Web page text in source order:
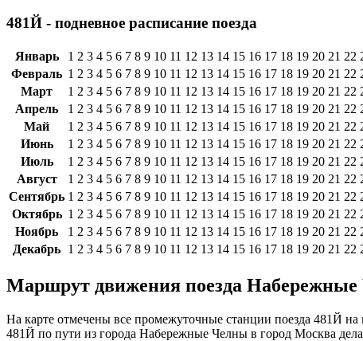
481Й - подневное расписание поезда
Январь 1 2 3 4 5 6 7 8 9 10 11 12 13 14 15 16 17 18 19 20 21 22
Февраль 1 2 3 4 5 6 7 8 9 10 11 12 13 14 15 16 17 18 19 20 21 22
Март
1 2 3 4 5 6 7 8 9 10 11 12 13 14 15 16 17 18 19 20 21 22
Апрель
1 2 3 4 5 6 7 8 9 10 11 12 13 14 15 16 17 18 19 20 21 22
Май
1 2 3 4 5 6 7 8 9 10 11 12 13 14 15 16 17 18 19 20 21 22
Июнь
1 2 3 4 5 6 7 8 9 10 11 12 13 14 15 16 17 18 19 20 21 22
Июль
1 2 3 4 5 6 7 8 9 10 11 12 13 14 15 16 17 18 19 20 21 22
Август
1 2 3 4 5 6 7 8 9 10 11 12 13 14 15 16 17 18 19 20 21 22
Сентябрь 1 2 3 4 5 6 7 8 9 10 11 12 13 14 15 16 17 18 19 20 21 22
Октябрь 1 2 3 4 5 6 7 8 9 10 11 12 13 14 15 16 17 18 19 20 21 22
Ноябрь
1 2 3 4 5 6 7 8 9 10 11 12 13 14 15 16 17 18 19 20 21 22
Декабрь 1 2 3 4 5 6 7 8 9 10 11 12 13 14 15 16 17 18 19 20 21 22
Маршрут движения поезда
На карте отмечены все промежуточные станции поезда 481Й
481Й по пути из города Набережные Челны в город Москва